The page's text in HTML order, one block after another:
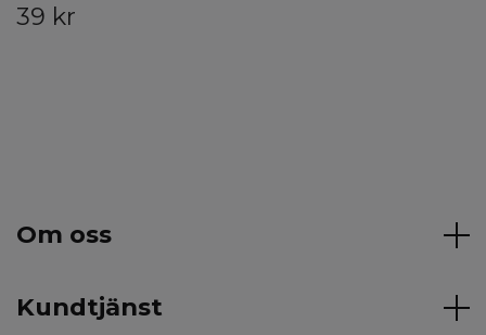
39 kr
Om oss
Kundtjänst